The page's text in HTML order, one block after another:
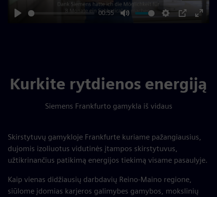
00:55
Kurkite rytdienos energiją
Siemens Frankfurto gamykla iš vidaus
Skirstytuvų gamykloje Frankfurte kuriame pažangiausius,
dujomis izoliuotus vidutinės įtampos skirstytuvus,
užtikrinančius patikimą energijos tiekimą visame pasaulyje.
Kaip vienas didžiausių darbdavių Reino-Maino regione,
siūlome įdomias karjeros galimybes gamybos, mokslinių